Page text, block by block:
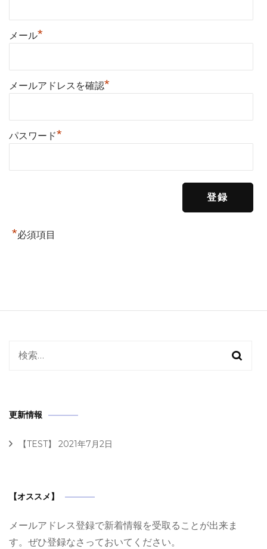
メール*
メールアドレスを確認*
パスワード*
*必須項目
検
更新情報
【TEST】 2021年7月2日
【オススメ】
メールアドレス登録で新着情報を受取ることが出来ま
す。ぜひ登録なさっておいてください。